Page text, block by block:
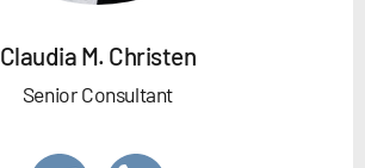
Claudia M. Christen
Senior Consultant